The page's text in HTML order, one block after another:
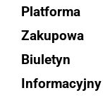
Platforma
Zakupowa
Biuletyn
Informacyjny